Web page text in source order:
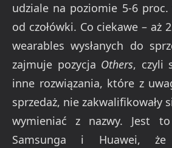
udziale na poziomie 5-6
od czołówki. Co ciekawe – aż
wearables wysłanych do
zajmuje pozycja Others, czyli
inne rozwiązania, które z
sprzedaż, nie zakwalifikowały
wymieniać z nazwy. Jest
Samsunga i Huawei,